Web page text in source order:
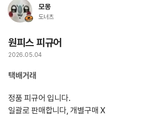
모몽
도너츠
원피스 피규어
2026.05.04
택배거래
정품 피규어 입니다.
일괄로 판매합니다, 개별구매 X